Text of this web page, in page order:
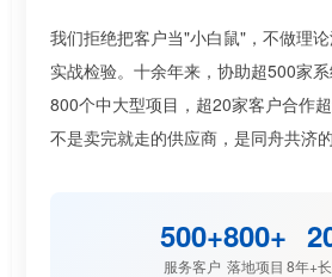
我们拒绝把客户当"小白鼠"，不做理
实战检验。十余年来，协助超500家
800个中大型项目，超20家客户合作
不是卖完就走的供应商，是同舟共济的
500+
服务客户
800+
落地项目 8年+